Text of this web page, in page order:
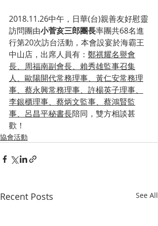
2018.11.26中午，日華(台)親善友好慰靈
訪問團由小菅亥三郎團長率團共68名進
行第20次訪台活動，本會設宴於海霸王
中山店，出席人員有： 鄭祺耀名譽會
長、周福南副會長、賴秀雄監事召集
人、歐陽開代常務理事、黃仁安常務理
事、蔡永興常務理事、許楊英子理事、
李銀櫃理事、蔡炳文監事、蔡鴻賢監
事、呂昌平秘書長陪同，雙方相談甚
歡！
協會活動
Recent Posts See All